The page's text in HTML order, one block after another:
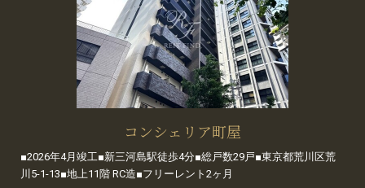
コンシェリア町屋
■2026年4月竣工■新三河島駅徒歩4分■総戸数29戸■東京都荒川区荒
川5-1-13■地上11階 RC造■フリーレント2ヶ月